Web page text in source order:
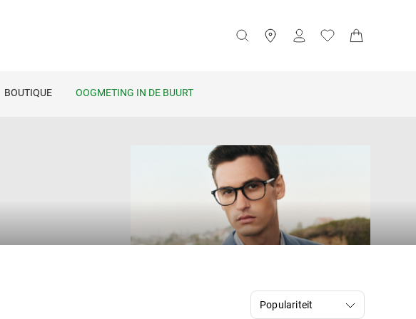
BOUTIQUE OOGMETING IN DE BUURT